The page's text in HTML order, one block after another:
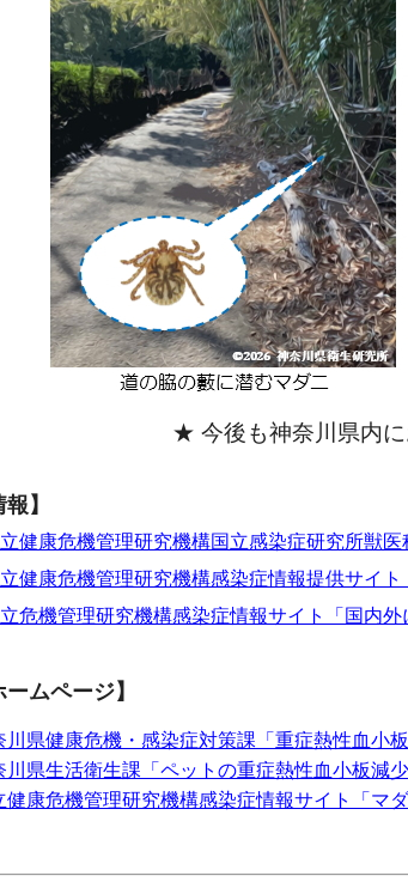
★ 今後も神奈川県内
】
健康危機管理研究機構国立感染症研究所獣
健康危機管理研究機構感染症情報提供サイ
危機管理研究機構感染症情報サイト「国内
ームページ】
川県健康危機・感染症対策課「重症熱性血小
川県生活衛生課「ペットの重症熱性血小板減
健康危機管理研究機構感染症情報サイト「マ